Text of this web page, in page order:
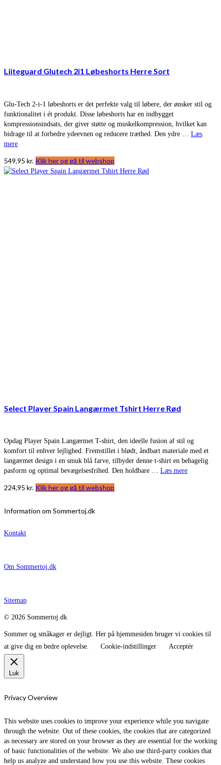
Liiteguard Glutech 2i1 Løbeshorts Herre Sort
Glu-Tech 2-i-1 løbeshorts er det perfekte valg til løbere, der ønsker stil og
funktionalitet i ét produkt. Disse løbeshorts har en indbygget
kompressionsindsats, der giver støtte og muskelkompression, hvilket kan
bidrage til at forbedre ydeevnen og reducere træthed. Den ydre … Læs
mere
549,95 kr. Klik her og gå til webshop
Select Player Spain Langærmet Tshirt Herre Rød
Opdag Player Spain Langærmet T-shirt, den ideelle fusion af stil og
komfort til enhver lejlighed. Fremstillet i blødt, åndbart materiale med et
langærmet design i en smuk blå farve, tilbyder denne t-shirt en behagelig
pasform og optimal bevægelsesfrihed. Den holdbare … Læs mere
224,95 kr. Klik her og gå til webshop
Information om Sommertoj.dk
Kontakt
Om Sommertoj.dk
Sitemap
© 2026 Sommertoj.dk
Sommer og småkager er dejligt. Her på hjemmesiden bruger vi cookies til
at give dig en bedre oplevelse.
Cookie-indstillinger Acceptér
Luk
Privacy Overview
This website uses cookies to improve your experience while you navigate
through the website. Out of these cookies, the cookies that are categorized
as necessary are stored on your browser as they are essential for the working
of basic functionalities of the website. We also use third-party cookies that
help us analyze and understand how you use this website. These cookies